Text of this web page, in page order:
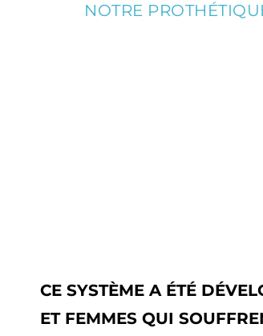
NOTRE
CE SYSTÈME A ÉTÉ
ET FEMMES QUI